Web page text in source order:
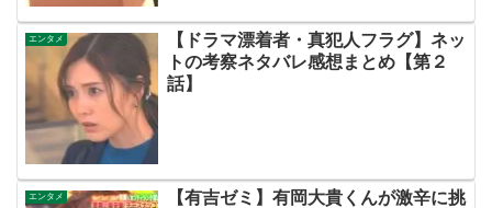
エンタメ
【ドラマ漂着者・真犯人フラグ】ネッ
トの考察ネタバレ感想まとめ【第２
話】
エンタメ
【有吉ゼミ】有岡大貴くんが激辛に挑